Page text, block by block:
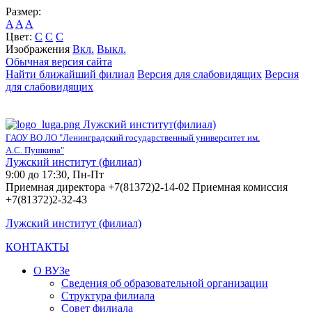
Размер:
A A A
Цвет: C C C
Изображения Вкл. Выкл.
Обычная версия сайта
Найти ближайший филиал Версия для слабовидящих Версия
для слабовидящих
Лужский институт(филиал)
ГАОУ ВО ЛО "Ленинградский государственный университет им.
А.С. Пушкина"
Лужский институт (филиал)
9:00 до 17:30, Пн-Пт
Приемная директора +7(81372)2-14-02 Приемная комиссия
+7(81372)2-32-43
Лужский институт (филиал)
КОНТАКТЫ
О ВУЗе
Сведения об образовательной организации
Структура филиала
Совет филиала